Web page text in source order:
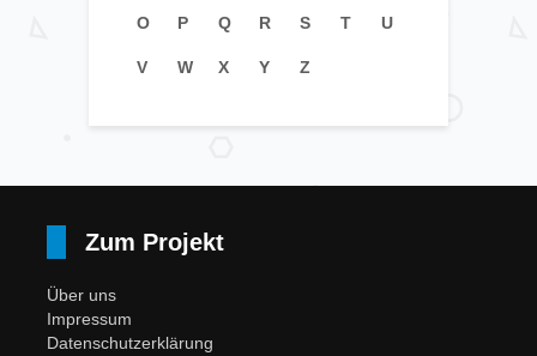
O P Q R S T U
V W X Y Z
Zum Projekt
Über uns
Impressum
Datenschutzerklärung